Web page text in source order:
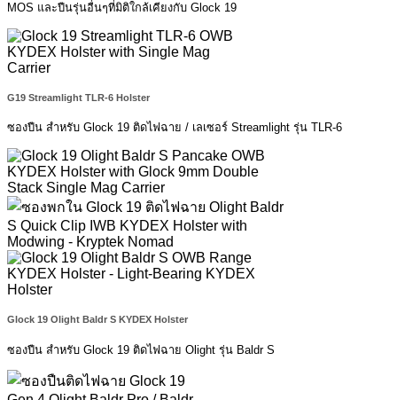
MOS และปืนรุ่นอื่นๆที่มิติใกล้เคียงกับ Glock 19
G19 Streamlight TLR-6 Holster
ซองปืน สำหรับ Glock 19 ติดไฟฉาย / เลเซอร์ Streamlight รุ่น TLR-6
Glock 19 Olight Baldr S KYDEX Holster
ซองปืน สำหรับ Glock 19 ติดไฟฉาย Olight รุ่น Baldr S